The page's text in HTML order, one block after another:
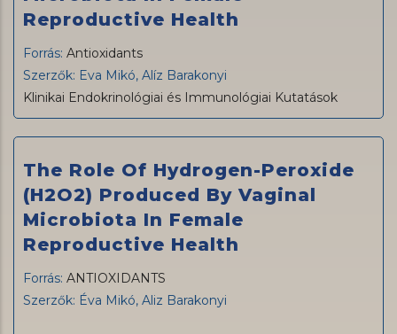
Reproductive Health
Forrás: Antioxidants
Szerzők: Eva Mikó, Alíz Barakonyi
Klinikai Endokrinológiai és Immunológiai Kutatások
The Role Of Hydrogen-Peroxide
(H2O2) Produced By Vaginal
Microbiota In Female
Reproductive Health
Forrás: ANTIOXIDANTS
Szerzők: Éva Mikó, Aliz Barakonyi